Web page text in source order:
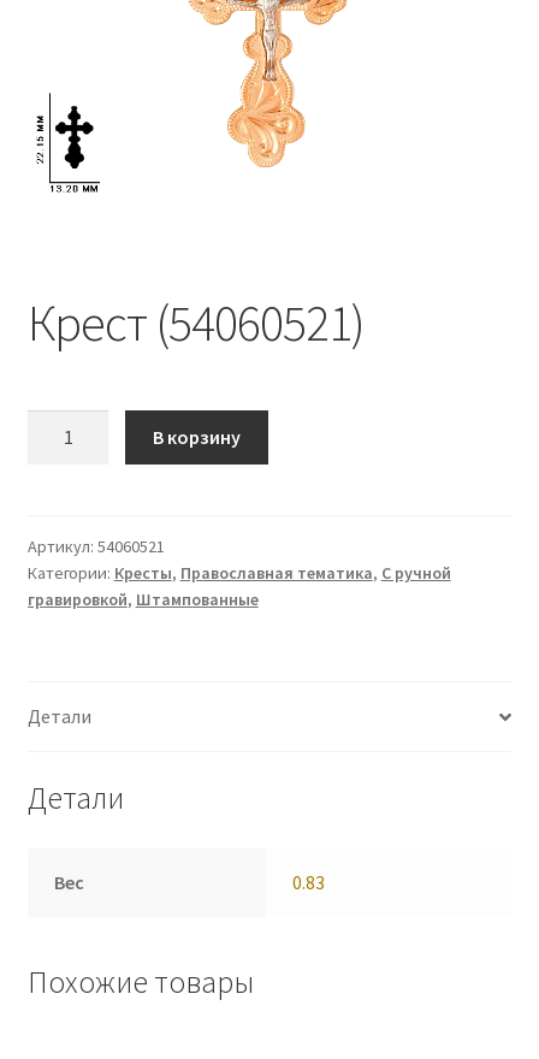
Крест (54060521)
В корзину
Артикул: 54060521
Категории: Кресты, Православная тематика, С ручной
гравировкой, Штампованные
Детали
Детали
Вес 0.83
Похожие товары